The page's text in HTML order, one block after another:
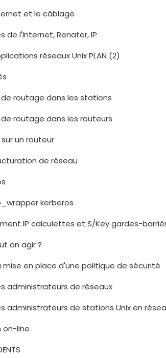
et le câblage
de l'Internet, Renater, IP
réseaux Unix PLAN (2)
routage dans les stations
routage dans les routeurs
un routeur
de réseau
kerberos
IP calculettes et S/Key gardes-
on agir ?
mise en place d'une politique de sécurité
administrateurs de réseaux
administrateurs de stations Unix en
on-line